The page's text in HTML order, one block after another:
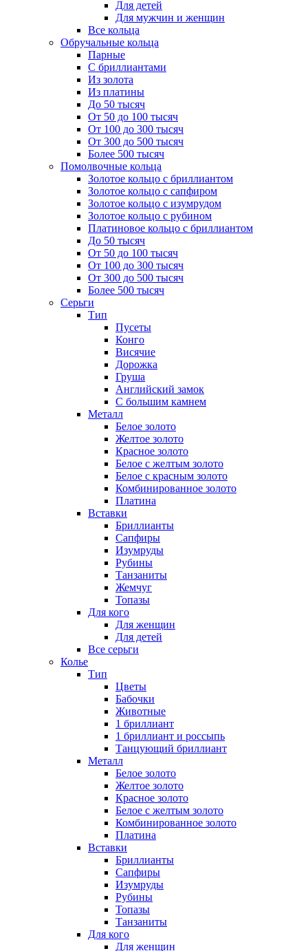
Для детей
Для мужчин и женщин
Все кольца
Обручальные кольца
Парные
С бриллиантами
Из золота
Из платины
До 50 тысяч
От 50 до 100 тысяч
От 100 до 300 тысяч
От 300 до 500 тысяч
Более 500 тысяч
Помолвочные кольца
Золотое кольцо с бриллиантом
Золотое кольцо с сапфиром
Золотое кольцо с изумрудом
Золотое кольцо с рубином
Платиновое кольцо с бриллиантом
До 50 тысяч
От 50 до 100 тысяч
От 100 до 300 тысяч
От 300 до 500 тысяч
Более 500 тысяч
Серьги
Тип
Пусеты
Конго
Висячие
Дорожка
Груша
Английский замок
С большим камнем
Металл
Белое золото
Желтое золото
Красное золото
Белое с желтым золото
Белое с красным золото
Комбинированное золото
Платина
Вставки
Бриллианты
Сапфиры
Изумруды
Рубины
Танзаниты
Жемчуг
Топазы
Для кого
Для женщин
Для детей
Все серьги
Колье
Тип
Цветы
Бабочки
Животные
1 бриллиант
1 бриллиант и россыпь
Танцующий бриллиант
Металл
Белое золото
Желтое золото
Красное золото
Белое с желтым золото
Комбинированное золото
Платина
Вставки
Бриллианты
Сапфиры
Изумруды
Рубины
Топазы
Танзаниты
Для кого
Для женщин